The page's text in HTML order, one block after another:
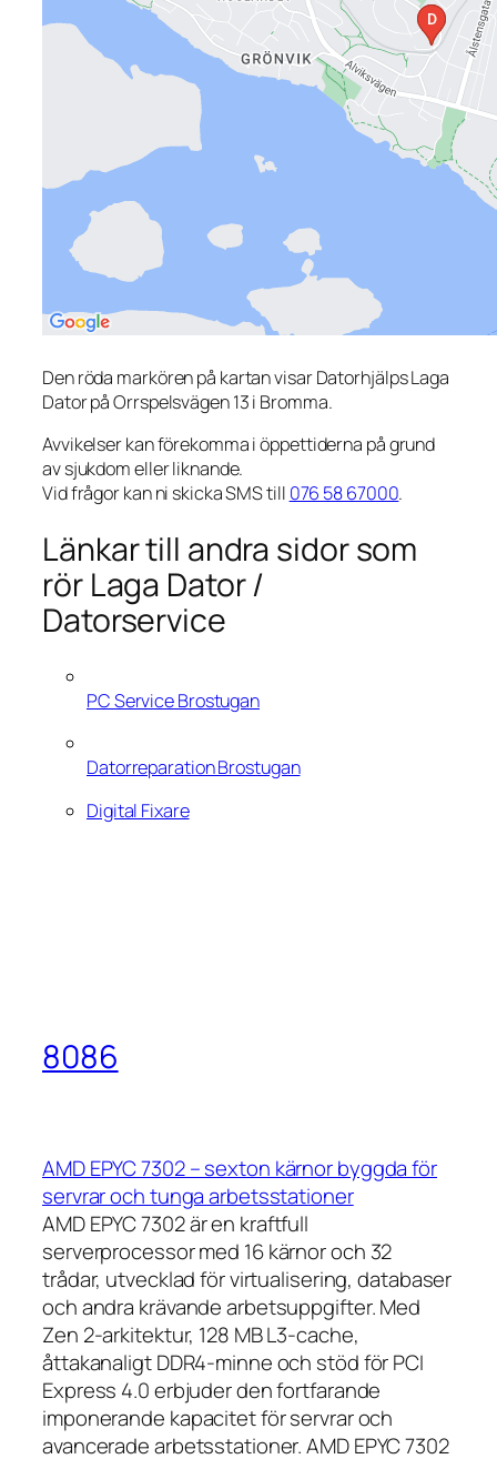
Den röda markören på kartan visar Datorhjälps Laga
Dator på Orrspelsvägen 13 i Bromma.
Avvikelser kan förekomma i öppettiderna på grund
av sjukdom eller liknande.
Vid frågor kan ni skicka SMS till 076 58 67000.
Länkar till andra sidor som
rör Laga Dator /
Datorservice
PC Service Brostugan
Datorreparation Brostugan
Digital Fixare
8086
AMD EPYC 7302 – sexton kärnor byggda för
servrar och tunga arbetsstationer
AMD EPYC 7302 är en kraftfull
serverprocessor med 16 kärnor och 32
trådar, utvecklad för virtualisering, databaser
och andra krävande arbetsuppgifter. Med
Zen 2-arkitektur, 128 MB L3-cache,
åttakanaligt DDR4-minne och stöd för PCI
Express 4.0 erbjuder den fortfarande
imponerande kapacitet för servrar och
avancerade arbetsstationer. AMD EPYC 7302